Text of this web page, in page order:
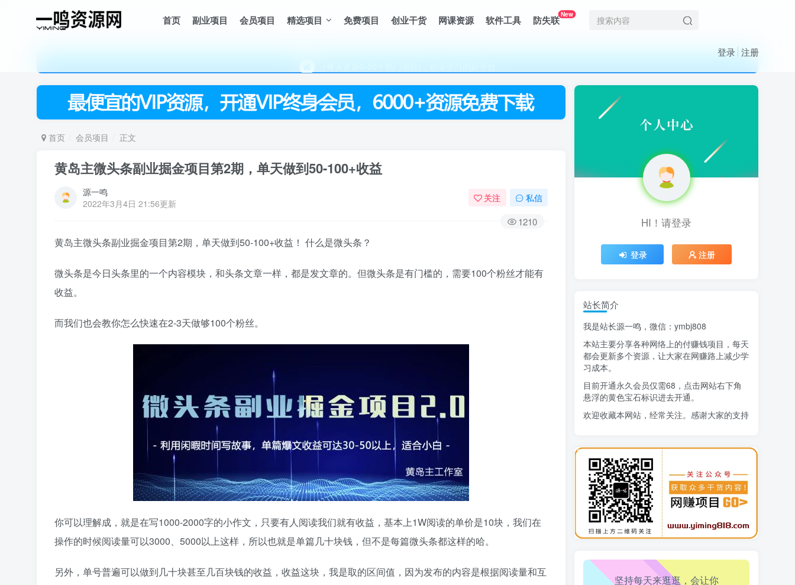
首页 副业项目 会员项目 精选项目 免费项目 创业干货 网课资源 软件工具 防失联New
登录 注册
（每天更新5-20个热门项目)，创业学习的好平台
欢迎访问一鸣资源网，本站汇集数千网创课程和项目
首页 会员项目 正文
黄岛主微头条副业掘金项目第2期，单天做到50-100+收益
源一鸣
2022年3月4日 21:56更新
关注 私信
1210
黄岛主微头条副业掘金项目第2期，单天做到50-100+收益！ 什么是微头条？
微头条是今日头条里的一个内容模块，和头条文章一样，都是发文章的。但微头条是有门槛的，需要100个粉丝才能有
收益。
而我们也会教你怎么快速在2-3天做够100个粉丝。
你可以理解成，就是在写1000-2000字的小作文，只要有人阅读我们就有收益，基本上1W阅读的单价是10块，我们在
操作的时候阅读量可以3000、5000以上这样，所以也就是单篇几十块钱，但不是每篇微头条都这样的哈。
另外，单号普遍可以做到几十块甚至几百块钱的收益，收益这块，我是取的区间值，因为发布的内容是根据阅读量和互
HI！请登录
登录 注册
精选项目
1 AI短视频流量变现：APP拉新
2 小红书虚拟电商14天变现训练营
7月万粉技术教程（手动或者配合科技）
4 阿拉丁-小红书虚拟店铺SOP保姆级教程
5 7天学会抖音卖房：从月薪5千到年入百万，新时代房产经纪人必备技能
寻宝之旅课程：搞钱训练营
8 DeepSeek提示词大全
9 AI+逛逛薅免费流，淘宝逛逛短视频带货
10 万三-东南亚跨境tk小店运营课
HI！请登录
登录 注册
站长简介
我是站长源一鸣，微信：ymbj808
本站主要分享各种网络上的付赚钱项目，每天
都会更新多个资源，让大家在网赚路上减少学
习成本。
目前开通永久会员仅需68，点击网站右下角
悬浮的黄色宝石标识进去开通。
欢迎收藏本网站，经常关注。感谢大家的支持
坚持每天来逛逛，会让你
心情也舒畅了！